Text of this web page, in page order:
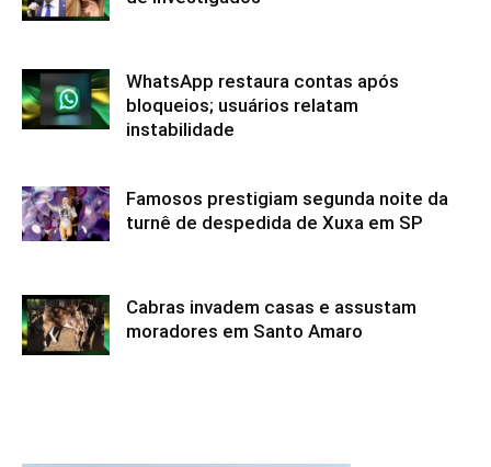
WhatsApp restaura contas após
bloqueios; usuários relatam
instabilidade
Famosos prestigiam segunda noite da
turnê de despedida de Xuxa em SP
Cabras invadem casas e assustam
moradores em Santo Amaro